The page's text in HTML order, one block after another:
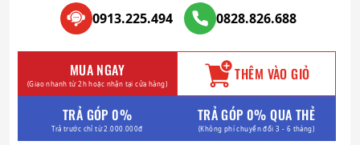
0913.225.494 0828.826.688
MUA NGAY
(Giao nhanh từ 2h hoặc nhận tại cửa hàng) THÊM VÀO GIỎ
TRẢ GÓP 0%
Trả trước chỉ từ 2.000.000đ
TRẢ GÓP 0% QUA THẺ
(Không phí chuyển đổi 3 - 6 tháng)